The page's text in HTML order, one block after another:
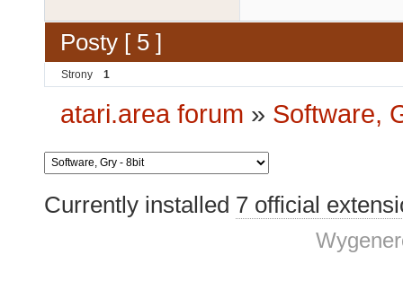
Posty [ 5 ]
Strony 1
atari.area forum » Software,
Currently installed 7 official